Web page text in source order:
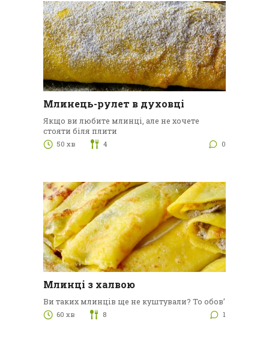
Млинець-рулет в духовці
Якщо ви любите млинці, але не хочете
стояти біля плити
50 хв 4 0
Млинці з халвою
Ви таких млинців ще не куштували? То обов’
60 хв 8 1